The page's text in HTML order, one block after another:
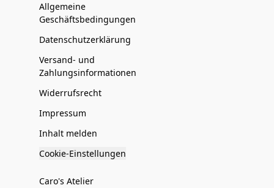
Allgemeine
Geschäftsbedingungen
Datenschutzerklärung
Versand- und
Zahlungsinformationen
Widerrufsrecht
Impressum
Inhalt melden
Cookie-Einstellungen
Caro's Atelier